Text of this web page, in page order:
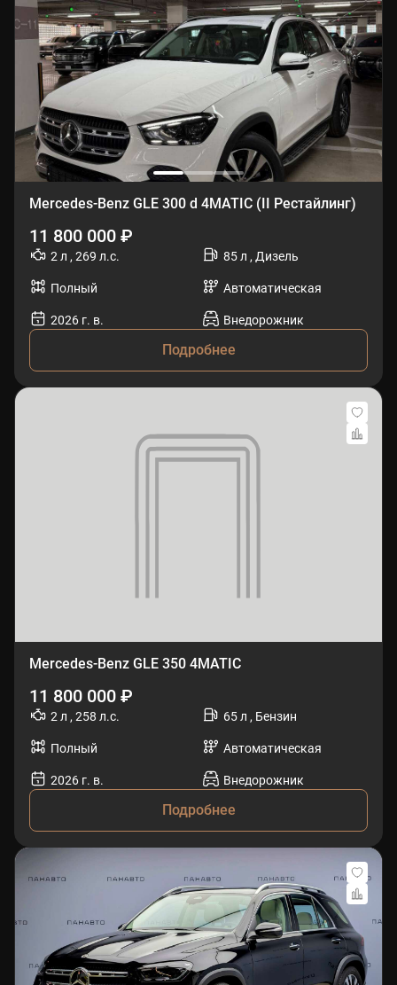
Mercedes-Benz GLE 300 d 4MATIC (II Рестайлинг)
11 800 000 ₽
2 л , 269 л.с. 85 л , Дизель
Полный Автоматическая
2026 г. в. Внедорожник
Подробнее
Mercedes-Benz GLE 350 4MATIC
11 800 000 ₽
2 л , 258 л.с. 65 л , Бензин
Полный Автоматическая
2026 г. в. Внедорожник
Подробнее